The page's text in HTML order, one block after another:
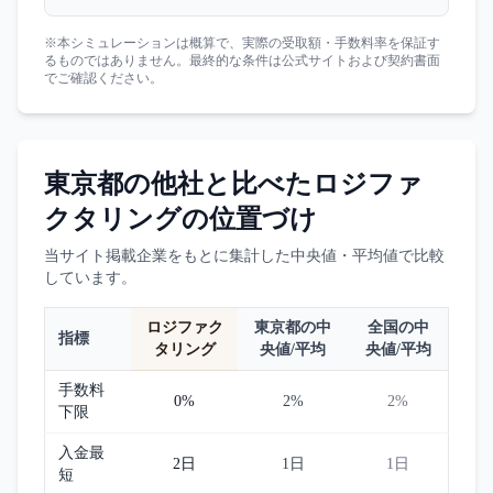
※本シミュレーションは概算で、実際の受取額・手数料率を保証す
るものではありません。最終的な条件は公式サイトおよび契約書面
でご確認ください。
東京都の他社と比べた ロジファ
クタリングの位置づけ
当サイト掲載企業をもとに集計した中央値・平均値で比較
しています。
指標
ロジファク
タリング
東京都の中
央値/平均
全国の中
央値/平均
手数料
下限
0% 2% 2%
入金最
短
2日 1日 1日